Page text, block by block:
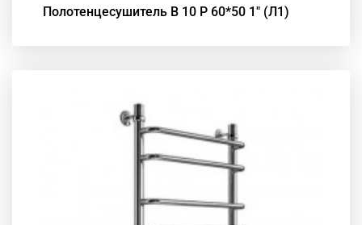
Полотенцесушитель В 10 Р 60*50 1" (Л1)